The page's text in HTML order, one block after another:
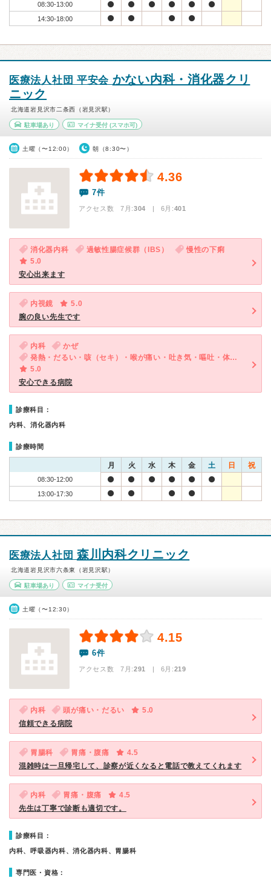
08:30-13:00
14:30-18:00
医療法人社団 平安会 かない内科・消化器クリ
ニック
北海道岩見沢市二条西（岩見沢駅）
駐車場あり マイナ受付(スマホ可)
土曜（〜12:00） 朝（8:30〜）
4.36
7件
アクセス数 7月:304 | 6月:401
消化器内科 過敏性腸症候群（IBS）
慢性の下痢
5.0
安心出来ます
内視鏡
5.0
腕の良い先生です
内科
かぜ
発熱・だるい・咳（セキ）・喉が痛い・吐き気・嘔吐・体調不良
5.0
安心できる病院
診療科目：
内科、消化器内科
診療時間
月 火 水 木 金 土 日 祝
08:30-12:00
13:00-17:30
医療法人社団 森川内科クリニック
北海道岩見沢市六条東（岩見沢駅）
駐車場あり マイナ受付
土曜（〜12:30）
4.15
6件
アクセス数 7月:291 | 6月:219
内科 頭が痛い・だるい
5.0
信頼できる病院
胃腸科 胃痛・腹痛
4.5
混雑時は一旦帰宅して、診察が近くなると電話で教えてくれます
内科 胃痛・腹痛
4.5
先生は丁寧で診断も適切です。
診療科目：
内科、呼吸器内科、消化器内科、胃腸科
専門医・資格：